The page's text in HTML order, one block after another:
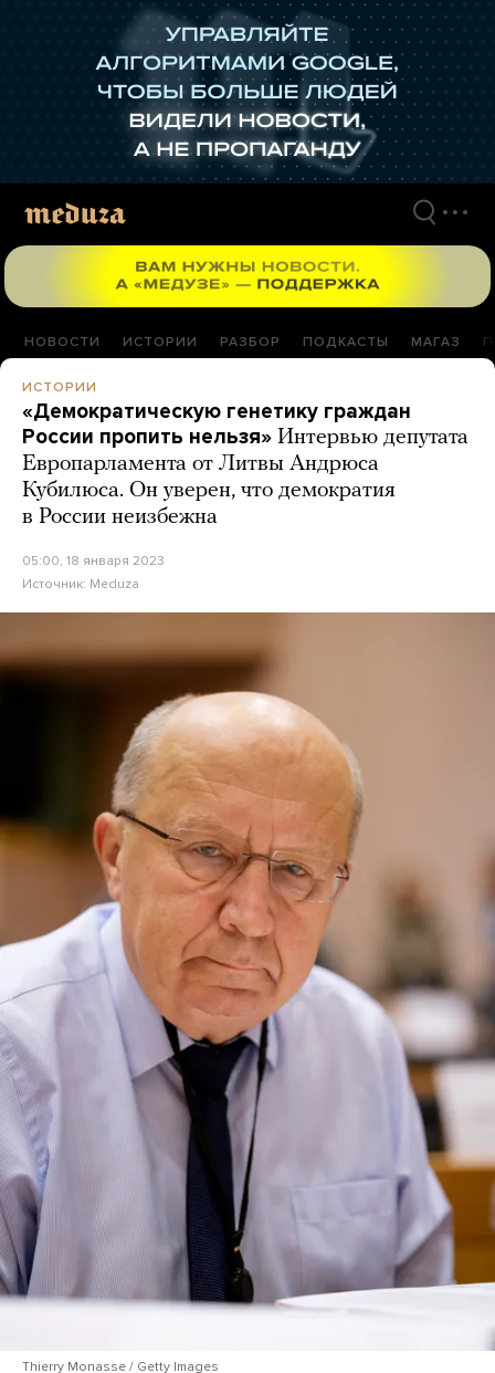
НОВОСТИ ИСТОРИИ РАЗБОР ПОДКАСТЫ МАГАЗ
ИСТОРИИ
«Демократическую генетику граждан
России пропить нельзя» Интервью депутата
Европарламента от Литвы Андрюса
Кубилюса. Он уверен, что демократия
в России неизбежна
05:00, 18 января 2023
Источник: Meduza
Thierry Monasse / Getty Images